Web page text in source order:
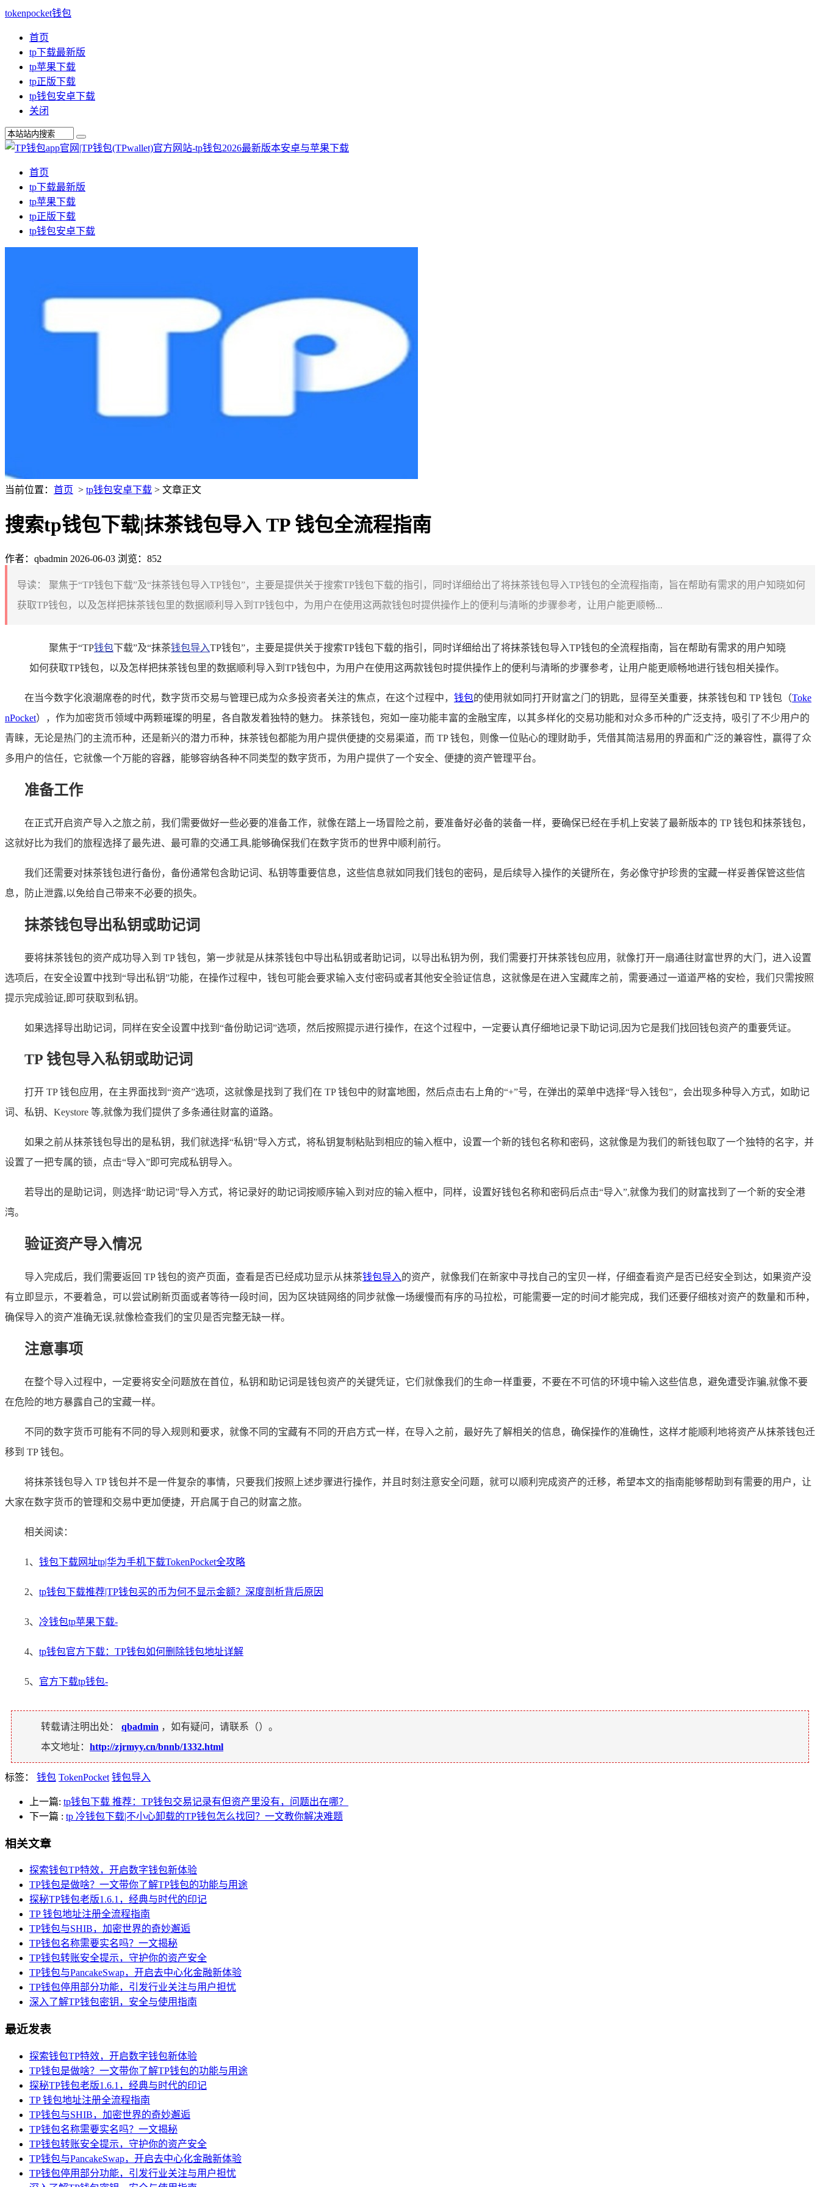
tokenpocket钱包
首页
tp下载最新版
tp苹果下载
tp正版下载
tp钱包安卓下载
关闭
首页
tp下载最新版
tp苹果下载
tp正版下载
tp钱包安卓下载
当前位置： 首页 > tp钱包安卓下载 > 文章正文
搜索tp钱包下载|抹茶钱包导入 TP 钱包全流程指南
作者：qbadmin 2026-06-03 浏览：852
导读：
聚焦于“TP钱包下载”及“抹茶钱包导入TP钱包”，主要是提供关于搜索TP钱包下载的指引，同时详细给出了将抹茶钱包导入TP钱包的全流程指南，旨在帮助有需求的用户知晓如何
获取TP钱包，以及怎样把抹茶钱包里的数据顺利导入到TP钱包中，为用户在使用这两款钱包时提供操作上的便利与清晰的步骤参考，让用户能更顺畅...
聚焦于“TP钱包下载”及“抹茶钱包导入TP钱包”，主要是提供关于搜索TP钱包下载的指引，同时详细给出了将抹茶钱包导入TP钱包的全流程指南，旨在帮助有需求的用户知晓
如何获取TP钱包，以及怎样把抹茶钱包里的数据顺利导入到TP钱包中，为用户在使用这两款钱包时提供操作上的便利与清晰的步骤参考，让用户能更顺畅地进行钱包相关操作。
在当今数字化浪潮席卷的时代，数字货币交易与管理已成为众多投资者关注的焦点，在这个过程中， 钱包的使用就如同打开财富之门的钥匙，显得至关重要，抹茶钱包和 TP 钱包（Toke
nPocket），作为加密货币领域中两颗璀璨的明星，各自散发着独特的魅力。 抹茶钱包，宛如一座功能丰富的金融宝库，以其多样化的交易功能和对众多币种的广泛支持，吸引了不少用户的
青睐，无论是热门的主流币种，还是新兴的潜力币种，抹茶钱包都能为用户提供便捷的交易渠道，而 TP 钱包，则像一位贴心的理财助手，凭借其简洁易用的界面和广泛的兼容性，赢得了众
多用户的信任，它就像一个万能的容器，能够容纳各种不同类型的数字货币，为用户提供了一个安全、便捷的资产管理平台。
准备工作
在正式开启资产导入之旅之前，我们需要做好一些必要的准备工作，就像在踏上一场冒险之前，要准备好必备的装备一样，要确保已经在手机上安装了最新版本的 TP 钱包和抹茶钱包，
这就好比为我们的旅程选择了最先进、最可靠的交通工具,能够确保我们在数字货币的世界中顺利前行。
我们还需要对抹茶钱包进行备份，备份通常包含助记词、私钥等重要信息，这些信息就如同我们钱包的密码，是后续导入操作的关键所在，务必像守护珍贵的宝藏一样妥善保管这些信
息，防止泄露,以免给自己带来不必要的损失。
抹茶钱包导出私钥或助记词
要将抹茶钱包的资产成功导入到 TP 钱包，第一步就是从抹茶钱包中导出私钥或者助记词，以导出私钥为例，我们需要打开抹茶钱包应用，就像打开一扇通往财富世界的大门，进入设置
选项后，在安全设置中找到“导出私钥”功能，在操作过程中，钱包可能会要求输入支付密码或者其他安全验证信息，这就像是在进入宝藏库之前，需要通过一道道严格的安检，我们只需按照
提示完成验证,即可获取到私钥。
如果选择导出助记词，同样在安全设置中找到“备份助记词”选项，然后按照提示进行操作，在这个过程中，一定要认真仔细地记录下助记词,因为它是我们找回钱包资产的重要凭证。
TP 钱包导入私钥或助记词
打开 TP 钱包应用，在主界面找到“资产”选项，这就像是找到了我们在 TP 钱包中的财富地图，然后点击右上角的“+”号，在弹出的菜单中选择“导入钱包”，会出现多种导入方式，如助记
词、私钥、Keystore 等,就像为我们提供了多条通往财富的道路。
如果之前从抹茶钱包导出的是私钥，我们就选择“私钥”导入方式，将私钥复制粘贴到相应的输入框中，设置一个新的钱包名称和密码，这就像是为我们的新钱包取了一个独特的名字，并
设置了一把专属的锁，点击“导入”即可完成私钥导入。
若导出的是助记词，则选择“助记词”导入方式，将记录好的助记词按顺序输入到对应的输入框中，同样，设置好钱包名称和密码后点击“导入”,就像为我们的财富找到了一个新的安全港
湾。
验证资产导入情况
导入完成后，我们需要返回 TP 钱包的资产页面，查看是否已经成功显示从抹茶钱包导入的资产，就像我们在新家中寻找自己的宝贝一样，仔细查看资产是否已经安全到达，如果资产没
有立即显示，不要着急，可以尝试刷新页面或者等待一段时间，因为区块链网络的同步就像一场缓慢而有序的马拉松，可能需要一定的时间才能完成，我们还要仔细核对资产的数量和币种，
确保导入的资产准确无误,就像检查我们的宝贝是否完整无缺一样。
注意事项
在整个导入过程中，一定要将安全问题放在首位，私钥和助记词是钱包资产的关键凭证，它们就像我们的生命一样重要，不要在不可信的环境中输入这些信息，避免遭受诈骗,就像不要
在危险的地方暴露自己的宝藏一样。
不同的数字货币可能有不同的导入规则和要求，就像不同的宝藏有不同的开启方式一样，在导入之前，最好先了解相关的信息，确保操作的准确性，这样才能顺利地将资产从抹茶钱包迁
移到 TP 钱包。
将抹茶钱包导入 TP 钱包并不是一件复杂的事情，只要我们按照上述步骤进行操作，并且时刻注意安全问题，就可以顺利完成资产的迁移，希望本文的指南能够帮助到有需要的用户，让
大家在数字货币的管理和交易中更加便捷，开启属于自己的财富之旅。
相关阅读：
1、 钱包下载网址tp|华为手机下载TokenPocket全攻略
2、 tp钱包下载推荐|TP钱包买的币为何不显示金额？深度剖析背后原因
3、 冷钱包tp苹果下载-
4、 tp钱包官方下载：TP钱包如何删除钱包地址详解
5、 官方下载tp钱包-
转载请注明出处： qbadmin ，如有疑问，请联系（）。
本文地址： http://zjrmyy.cn/bnnb/1332.html
标签： 钱包 TokenPocket 钱包导入
上一篇: tp钱包下载 推荐：TP钱包交易记录有但资产里没有，问题出在哪？
下一篇 : tp 冷钱包下载|不小心卸载的TP钱包怎么找回？一文教你解决难题
相关文章
探索钱包TP特效，开启数字钱包新体验
TP钱包是做啥？一文带你了解TP钱包的功能与用途
探秘TP钱包老版1.6.1，经典与时代的印记
TP 钱包地址注册全流程指南
TP钱包与SHIB，加密世界的奇妙邂逅
TP钱包名称需要实名吗？一文揭秘
TP钱包转账安全提示，守护你的资产安全
TP钱包与PancakeSwap，开启去中心化金融新体验
TP钱包停用部分功能，引发行业关注与用户担忧
深入了解TP钱包密钥，安全与使用指南
最近发表
探索钱包TP特效，开启数字钱包新体验
TP钱包是做啥？一文带你了解TP钱包的功能与用途
探秘TP钱包老版1.6.1，经典与时代的印记
TP 钱包地址注册全流程指南
TP钱包与SHIB，加密世界的奇妙邂逅
TP钱包名称需要实名吗？一文揭秘
TP钱包转账安全提示，守护你的资产安全
TP钱包与PancakeSwap，开启去中心化金融新体验
TP钱包停用部分功能，引发行业关注与用户担忧